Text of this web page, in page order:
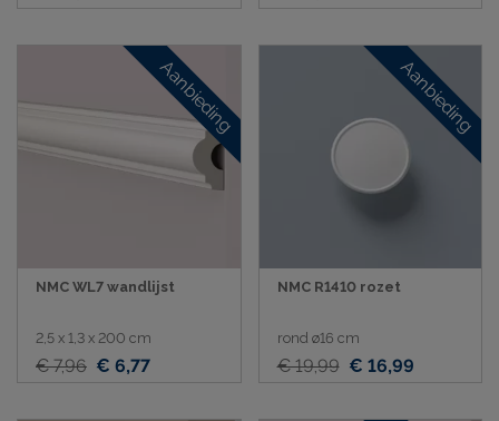
Aanbieding
NMC WL7 wandlijst
2,5 x 1,3 x 200 cm
€ 7,96 € 6,77
Aanbieding
NMC R1410 rozet
rond ø16 cm
€ 19,99 € 16,99